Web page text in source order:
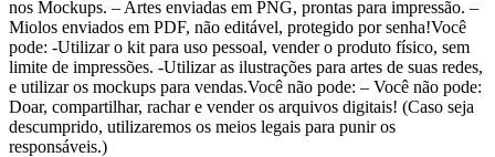
nos Mockups. – Artes enviadas em PNG, prontas para impressão. –
Miolos enviados em PDF, não editável, protegido por senha!Você
pode: -Utilizar o kit para uso pessoal, vender o produto físico, sem
limite de impressões. -Utilizar as ilustrações para artes de suas redes,
e utilizar os mockups para vendas.Você não pode: – Você não pode:
Doar, compartilhar, rachar e vender os arquivos digitais! (Caso seja
descumprido, utilizaremos os meios legais para punir os
responsáveis.)